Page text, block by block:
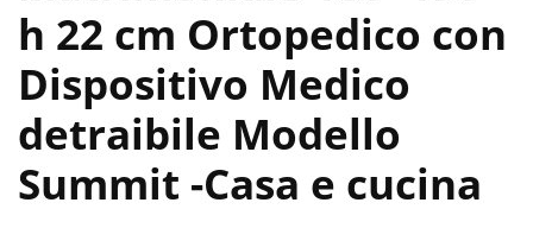
h 22 cm Ortopedico con
Dispositivo Medico
detraibile Modello
Summit -Casa e cucina